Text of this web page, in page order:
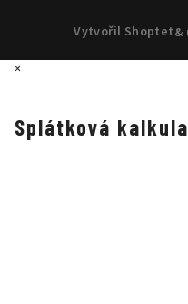
Vytvořil Shoptet&
×
Splátková